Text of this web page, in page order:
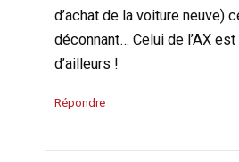
d’achat de la voiture neuve)
déconnant… Celui de l’AX
d’ailleurs !
Répondre